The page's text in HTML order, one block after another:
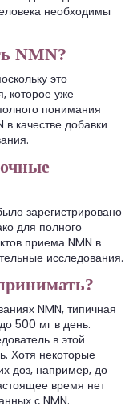
необходимы
NMN?
это
которое уже
понимания
качестве добавки
зарегистрировано
для полного
приема NMN в
исследования.
NMN, типичная
500 мг в день.
в этой
Хотя некоторые
доз, например, до
время нет
с NMN.